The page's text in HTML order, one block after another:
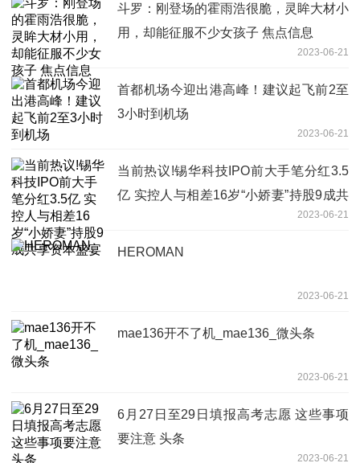
斗罗：刚登场的霍雨浩很脆，灵眸大材小
用，却能征服不少女孩子 焦点信息
2023-06-21
首都机场今迎出港高峰！建议起飞前2至
3小时到机场
2023-06-21
当前热议!锡华科技IPO前大手笔分红3.5
亿 实控人与相差16岁“小娇妻”持股9成共
2023-06-21
HEROMAN
2023-06-21
mae136开不了机_mae136_微头条
2023-06-21
6月27日至29日填报高考志愿 这些事项
要注意 头条
2023-06-21